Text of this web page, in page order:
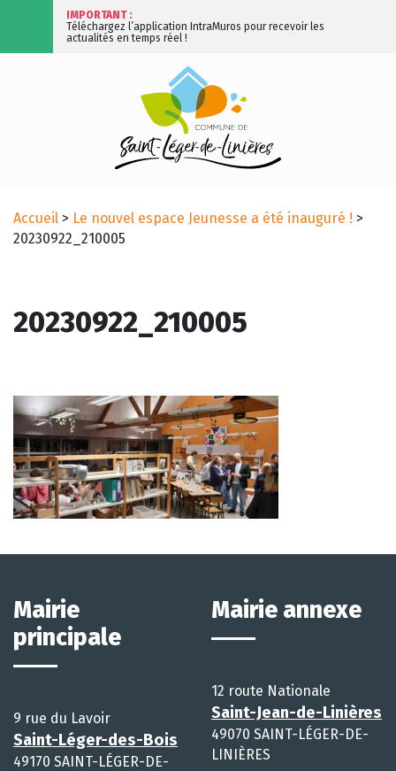
IMPORTANT :
Téléchargez l’application IntraMuros pour recevoir les
actualités en temps réel !
Accueil > Le nouvel espace Jeunesse a été inauguré ! >
20230922_210005
20230922_210005
Mairie
principale
9 rue du Lavoir
Saint-Léger-des-Bois
49170 SAINT-LÉGER-DE-
Mairie annexe
12 route Nationale
Saint-Jean-de-Linières
49070 SAINT-LÉGER-DE-
LINIÈRES